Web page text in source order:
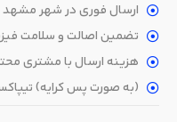
ارسال فوری در شهر مشهد
تضمین اصالت و سلامت
هزینه ارسال با مشتری
(به صورت پس‌ کرایه)